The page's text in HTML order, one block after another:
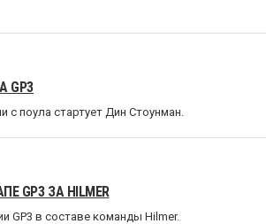
GP3
с поула стартует Дин Стоунман.
GP3 ЗА HILMER
GP3 в составе команды Hilmer.